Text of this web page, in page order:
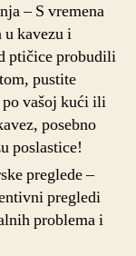
– S vremena
u kavezu i
ptičice probudili
pustite
po vašoj kući ili
posebno
poslastice!
preglede –
pregledi
problema i